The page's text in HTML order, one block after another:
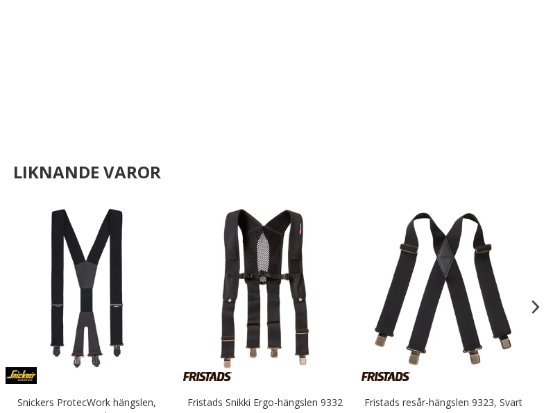
LIKNANDE VAROR
Snickers ProtecWork hängslen,
Fristads Snikki Ergo-hängslen 9332
Fristads resår-hängslen 9323, Svart